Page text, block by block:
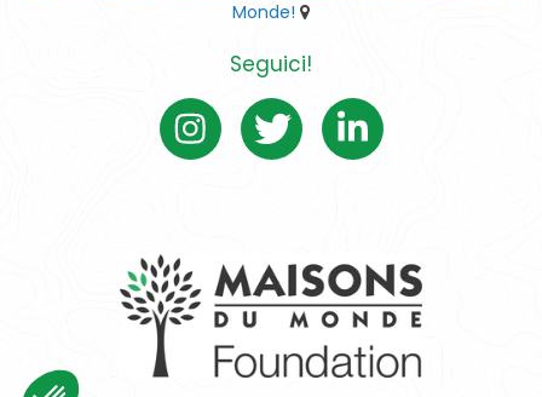
Monde!
Seguici!